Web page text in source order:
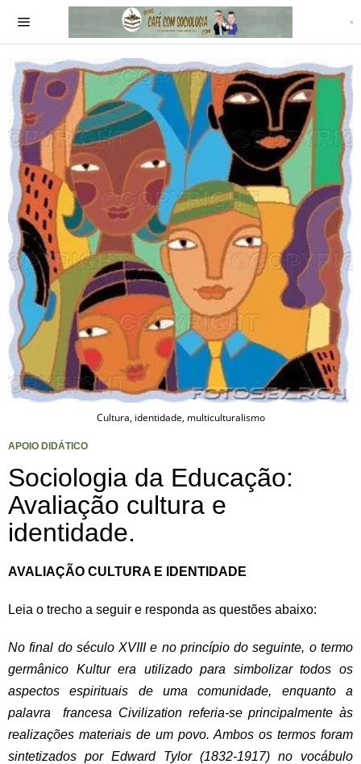
Cultura, identidade, multiculturalismo
APOIO DIDÁTICO
Sociologia da Educação:
Avaliação cultura e
identidade.
AVALIAÇÃO CULTURA E IDENTIDADE
Leia o trecho a seguir e responda as questões abaixo:
No final do século XVIII e no princípio do seguinte, o termo
germânico Kultur era utilizado para simbolizar todos os
aspectos espirituais de uma comunidade, enquanto a
palavra francesa Civilization referia-se principalmente às
realizações materiais de um povo. Ambos os termos foram
sintetizados por Edward Tylor (1832-1917) no vocábulo